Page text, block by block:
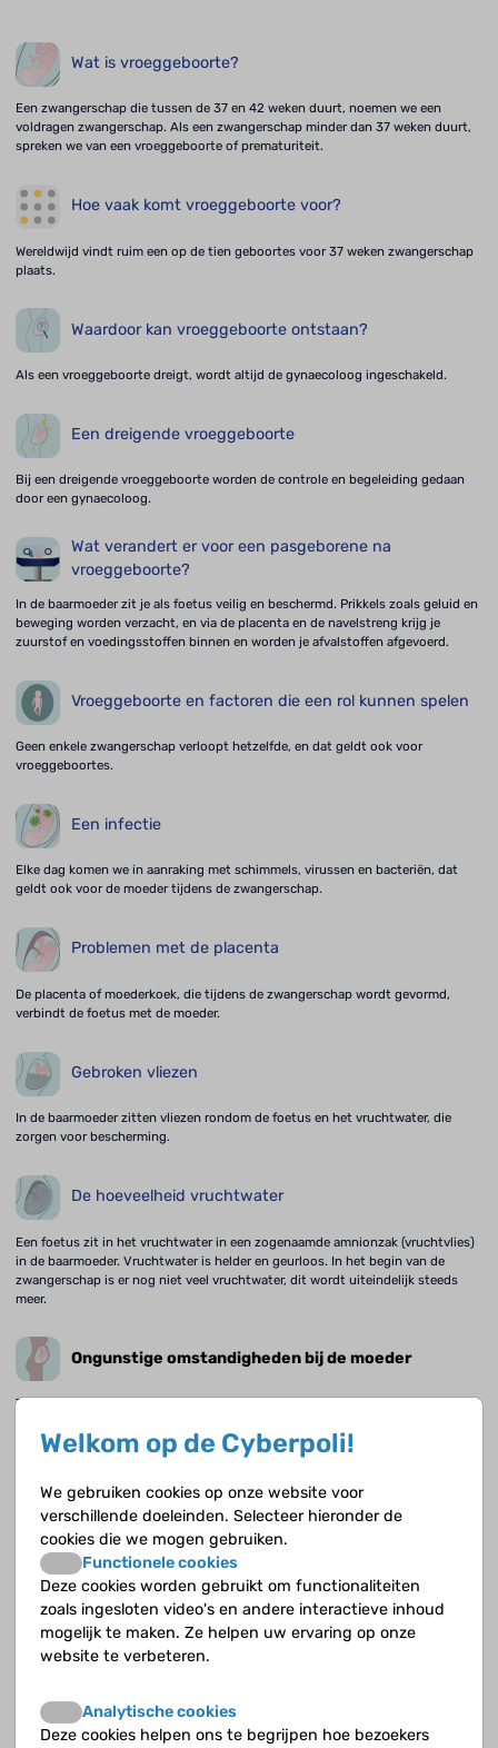
Wat is vroeggeboorte?
Een zwangerschap die tussen de 37 en 42 weken duurt, noemen we een
voldragen zwangerschap. Als een zwangerschap minder dan 37 weken duurt,
spreken we van een vroeggeboorte of prematuriteit.
Hoe vaak komt vroeggeboorte voor?
Wereldwijd vindt ruim een op de tien geboortes voor 37 weken zwangerschap
plaats.
Waardoor kan vroeggeboorte ontstaan?
Als een vroeggeboorte dreigt, wordt altijd de gynaecoloog ingeschakeld.
Een dreigende vroeggeboorte
Bij een dreigende vroeggeboorte worden de controle en begeleiding gedaan
door een gynaecoloog.
Wat verandert er voor een pasgeborene na
vroeggeboorte?
In de baarmoeder zit je als foetus veilig en beschermd. Prikkels zoals geluid en
beweging worden verzacht, en via de placenta en de navelstreng krijg je
zuurstof en voedingsstoffen binnen en worden je afvalstoffen afgevoerd.
Vroeggeboorte en factoren die een rol kunnen spelen
Geen enkele zwangerschap verloopt hetzelfde, en dat geldt ook voor
vroeggeboortes.
Een infectie
Elke dag komen we in aanraking met schimmels, virussen en bacteriën, dat
geldt ook voor de moeder tijdens de zwangerschap.
Problemen met de placenta
De placenta of moederkoek, die tijdens de zwangerschap wordt gevormd,
verbindt de foetus met de moeder.
Gebroken vliezen
In de baarmoeder zitten vliezen rondom de foetus en het vruchtwater, die
zorgen voor bescherming.
De hoeveelheid vruchtwater
Een foetus zit in het vruchtwater in een zogenaamde amnionzak (vruchtvlies)
in de baarmoeder. Vruchtwater is helder en geurloos. In het begin van de
zwangerschap is er nog niet veel vruchtwater, dit wordt uiteindelijk steeds
meer.
Ongunstige omstandigheden bij de moeder
Tijdens de zwangerschap wordt veel van het lichaam van de moeder gevraagd.
Ongunstige omstandigheden bij de foetus
Als een eicel en een zaadcel zijn samengesmolten, ontwikkelt de bevruchte
eicel zich in veertig weken tot een baby.
Meconiumhoudend vruchtwater
Als er meconium in het vruchtwater zit, kan de foetus ademhalingsproblemen
krijgen.
De start van de pasgeborene na de geboorte
Welkom op de Cyberpoli!
We gebruiken cookies op onze website voor
verschillende doeleinden. Selecteer hieronder de
cookies die we mogen gebruiken.
Functionele cookies
Deze cookies worden gebruikt om functionaliteiten
zoals ingesloten video's en andere interactieve inhoud
mogelijk te maken. Ze helpen uw ervaring op onze
website te verbeteren.
Analytische cookies
Deze cookies helpen ons te begrijpen hoe bezoekers